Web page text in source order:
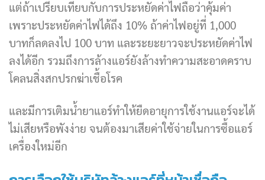
แต่ถ้าเปรียบเทียบกับการประหยัดค่าไฟถือว่าคุ้มค่า
เพราะประหยัดค่าไฟได้ถึง 10% ถ้าค่าไฟอยู่ที่ 1,000
บาทก็ลดลงไป 100 บาท และระยะยาวจะประหยัดค่าไฟ
ลงได้อีก รวมถึงการล้างแอร์ยังล้างทำความสะอาดคราบ
โคลนสิ่งสกปรกฆ่าเชื้อโรค
และมีการเติมน้ำยาแอร์ทำให้ยืดอายุการใช้งานแอร์จะได้
ไม่เสียหรือพังง่าย จนต้องมาเสียค่าใช้จ่ายในการซื้อแอร์
เครื่องใหม่อีก